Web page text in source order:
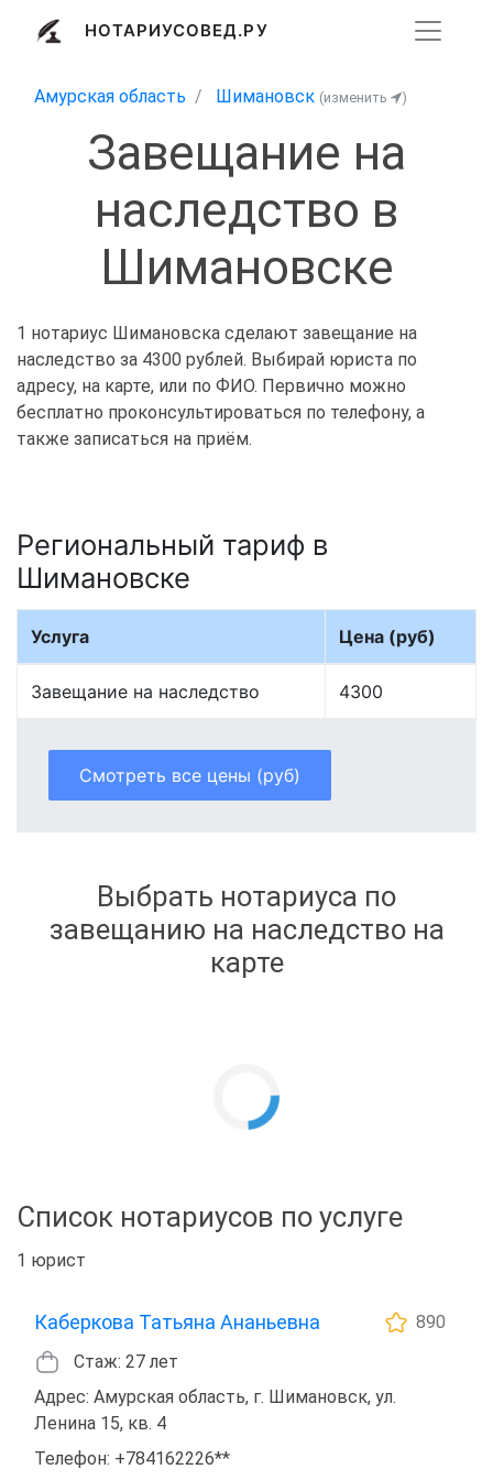
НОТАРИУСОВЕД.РУ
Амурская область Шимановск (изменить )
Завещание на
наследство в
Шимановске
1 нотариус Шимановска сделают завещание на
наследство за 4300 рублей. Выбирай юриста по
адресу, на карте, или по ФИО. Первично можно
бесплатно проконсультироваться по телефону, а
также записаться на приём.
Региональный тариф в
Шимановске
Услуга Цена (руб)
Завещание на наследство 4300
Смотреть все цены (руб)
Выбрать нотариуса по
завещанию на наследство на
карте
Список нотариусов по услуге
1 юрист
Каберкова Татьяна Ананьевна
890
Стаж: 27 лет
Адрес: Амурская область, г. Шимановск, ул.
Ленина 15, кв. 4
Телефон: +784162226**